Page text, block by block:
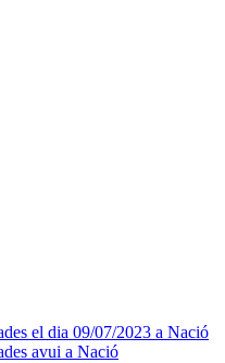
el dia 09/07/2023 a Nació
avui a Nació